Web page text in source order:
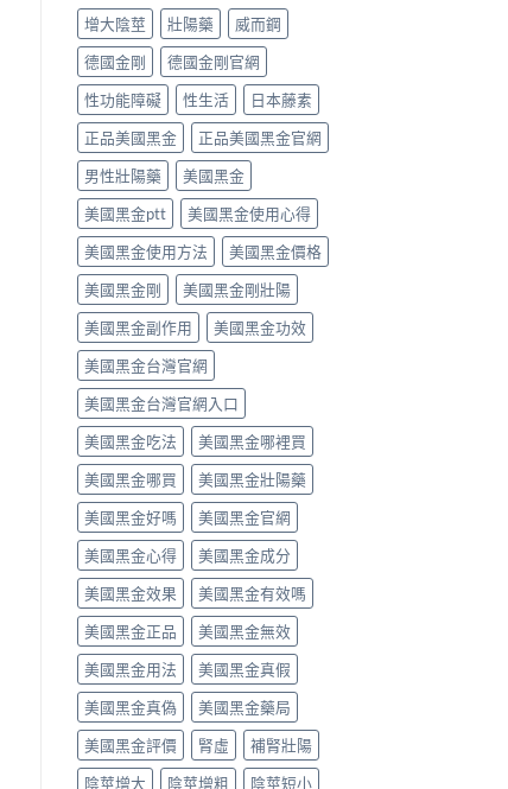
60mg，
硬
得
起
又
撐
得
久
的
完
整
指
南〉
中
磷
酸
二
酯
酶
抑
制
劑
到
攝
護
腺
素
類
藥
物，
找
回
自
信
與
性
福〉
中
泊
西
汀）
副
作
用
全
解
析：
常
見
輕
微
vs
罕
見
嚴
重，
用
藥
前
先
讀
懂〉
中
增大陰莖 壯陽藥
威而鋼
德國金剛
德國金剛官網
性功能障礙
性生活
日本藤素
正品美國黑金
正品美國黑金官網
男性壯陽藥
美國黑金
美國黑金ptt
美國黑金使用心得
美國黑金使用方法
美國黑金價格
美國黑金剛
美國黑金剛壯陽
美國黑金副作用
美國黑金功效
美國黑金台灣官網
美國黑金台灣官網入口
美國黑金吃法
美國黑金哪裡買
美國黑金哪買
美國黑金壯陽藥
美國黑金好嗎
美國黑金官網
美國黑金心得
美國黑金成分
美國黑金效果
美國黑金有效嗎
美國黑金正品
美國黑金無效
美國黑金用法
美國黑金真假
美國黑金真偽
美國黑金藥局
美國黑金評價
腎虛
補腎壯陽
陰莖增大
陰莖增粗 陰莖短小